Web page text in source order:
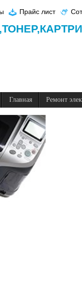
Прайс лист
ТОНЕР,
Главная Ремонт